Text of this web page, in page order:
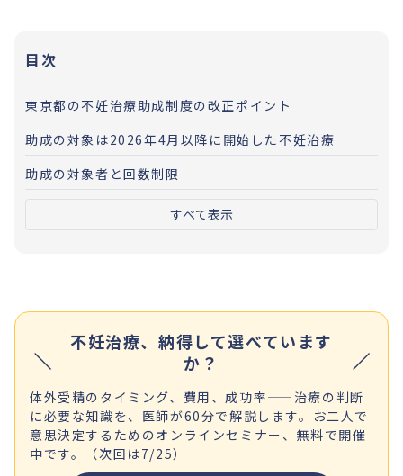
目次
東京都の不妊治療助成制度の改正ポイント
助成の対象は2026年4月以降に開始した不妊治療
助成の対象者と回数制限
すべて表示
不妊治療、納得して選べています
か？
体外受精のタイミング、費用、成功率——治療の判断
に必要な知識を、医師が60分で解説します。お二人で
意思決定するためのオンラインセミナー、無料で開催
中です。（次回は7/25）